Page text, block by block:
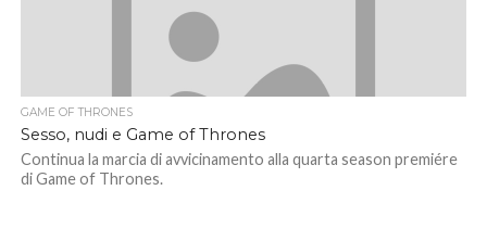
GAME OF THRONES
Sesso, nudi e Game of Thrones
Continua la marcia di avvicinamento alla quarta season premiére
di Game of Thrones.